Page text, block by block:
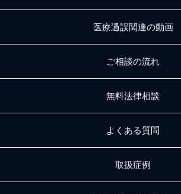
医療過誤関連の動画
ご相談の流れ
無料法律相談
よくある質問
取扱症例